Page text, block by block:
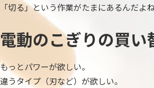
「切る」という作業がたまにあるんだよ
電動のこぎりの買い
もっとパワーが欲しい。
違うタイプ（刃など）が欲しい。